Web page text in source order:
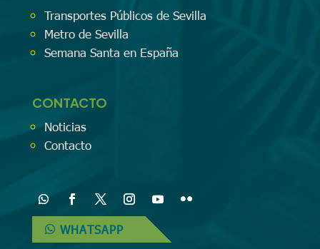
Transportes Públicos de Sevilla
Metro de Sevilla
Semana Santa en España
CONTACTO
Noticias
Contacto
WHATSAPP